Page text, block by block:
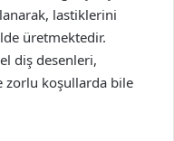
lastiklerini
üretmektedir.
diş desenleri,
zorlu koşullarda bile